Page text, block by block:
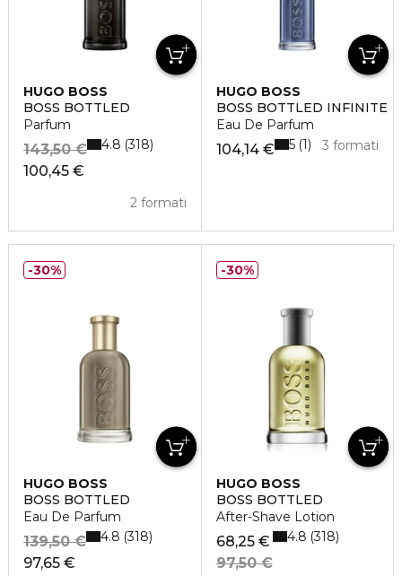
HUGO BOSS
BOSS BOTTLED
Parfum
100,45 €
143,50 €
2 formati
4.8 318
HUGO BOSS
BOSS BOTTLED INFINITE
Eau De Parfum
104,14 € 3 formati
5 1
HUGO BOSS
BOSS BOTTLED
Eau De Parfum
97,65 €
139,50 € 4.8 318
30%
HUGO BOSS
BOSS BOTTLED
After-Shave Lotion
68,25 €
97,50 €
4.8 318
30%